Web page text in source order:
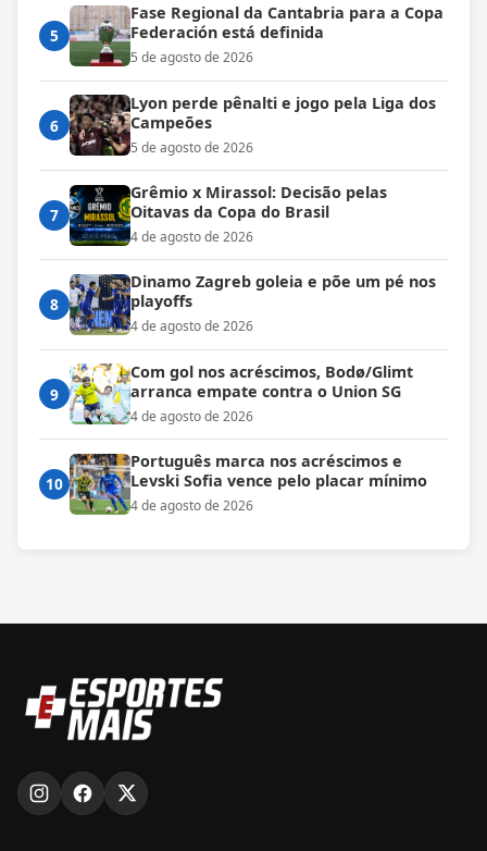
5
Fase Regional da Cantabria para a Copa
Federación está definida
5 de agosto de 2026
6
Lyon perde pênalti e jogo pela Liga dos
Campeões
5 de agosto de 2026
7
Grêmio x Mirassol: Decisão pelas
Oitavas da Copa do Brasil
4 de agosto de 2026
8
Dinamo Zagreb goleia e põe um pé nos
playoffs
4 de agosto de 2026
9
Com gol nos acréscimos, Bodø/Glimt
arranca empate contra o Union SG
4 de agosto de 2026
10
Português marca nos acréscimos e
Levski Sofia vence pelo placar mínimo
4 de agosto de 2026